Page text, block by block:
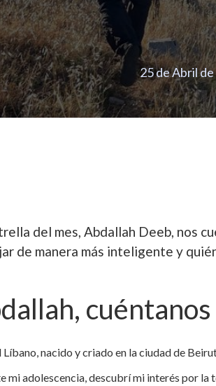
25 de Abril
del mes, Abdallah Deeb, nos
de manera más inteligente y
Líbano, nacido y criado en la ciudad de
mi adolescencia, descubrí mi interés por la